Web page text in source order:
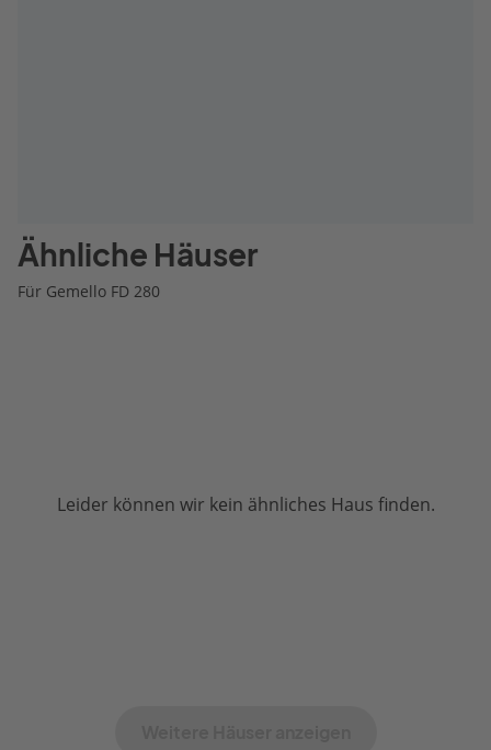
Ähnliche Häuser
Für Gemello FD 280
Leider können wir kein ähnliches Haus finden.